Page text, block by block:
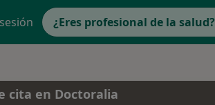
¿Eres profesional de la salud?
cita en Doctoralia